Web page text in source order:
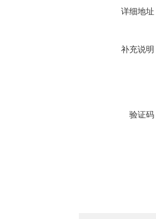
详细地址
补充说明
验证码